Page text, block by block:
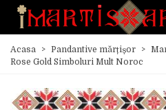
Acasa > Pandantive mărțișor >
Rose Gold Simboluri Mult Noroc